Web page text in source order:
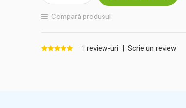
Compară produsul
1 review-uri | Scrie un review